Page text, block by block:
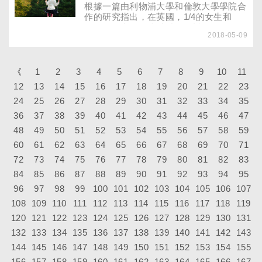
根據一篇由利物浦大學和倫敦大學學院合
作的研究指出，在英國，1/4的女生和
2018-05-09
《 1 2 3 4 5 6 7 8 9 10
11
12
13 14 15 16 17 18 19 20 21 22
23
24
25 26 27 28 29 30 31 32 33 34
35
36
37 38 39 40 41 42 43 44 45 46
47
48
49 50 51 52 53 54 55 56 57 58
59
60
61 62 63 64 65 66 67 68 69 70
71
72
73 74 75 76 77 78 79 80 81 82
83
84
85 86 87 88 89 90 91 92 93 94
95
96
97 98 99 100 101 102 103 104 105 106
107
108
109 110 111 112 113 114 115 116 117 118
119
120
121 122 123 124 125 126 127 128 129 130
131
132
133 134 135 136 137 138 139 140 141 142
143
144
145 146 147 148 149 150 151 152 153 154
155